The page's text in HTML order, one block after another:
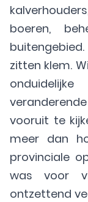
boeren,
zitten klem.
vooruit te
meer dan
provinciale
was voor
ontzettend